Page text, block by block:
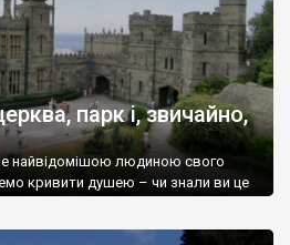
парк і, звичайно,
найвідомішою людиною свого
кривити душею – чи знали ви це